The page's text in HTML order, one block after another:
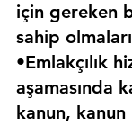
için gereken
sahip
•Emlakçılık
aşamasında
kanun,